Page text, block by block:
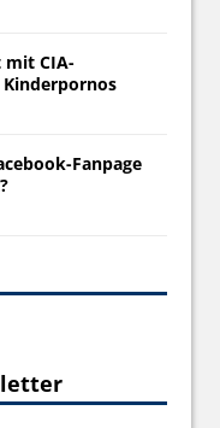
mit CIA-
Fanpage